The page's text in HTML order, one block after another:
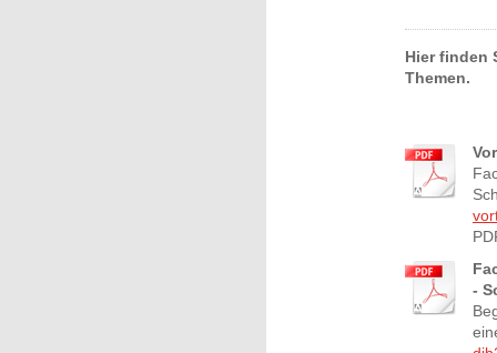
Hier finden
Themen.
-